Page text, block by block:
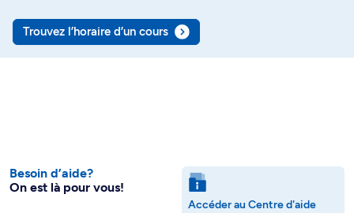
Trouvez l’horaire d’un cours
Besoin d’aide?
On est là pour vous!
Accéder au Centre d'aide